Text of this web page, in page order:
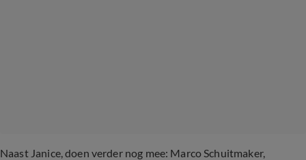
Naast Janice, doen verder nog mee: Marco Schuitmaker,